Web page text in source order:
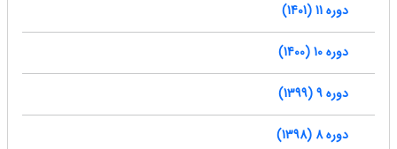
دوره 11 (1401)
دوره 10 (1400)
دوره 9 (1399)
دوره 8 (1398)